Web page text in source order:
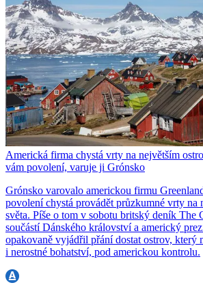
Americká firma chystá vrty na největším
vám povolení, varuje ji Grónsko
Grónsko varovalo americkou firmu
povolení chystá provádět průzkumné vrty na
světa. Píše o tom v sobotu britský deník The
součástí Dánského království a americký
opakovaně vyjádřil přání dostat ostrov, který
i nerostné bohatství, pod americkou kontrolu.